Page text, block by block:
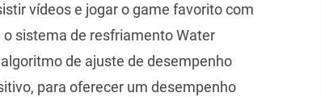
vídeos e jogar o game favorito com
sistema de resfriamento Water
de ajuste de desempenho
para oferecer um desempenho